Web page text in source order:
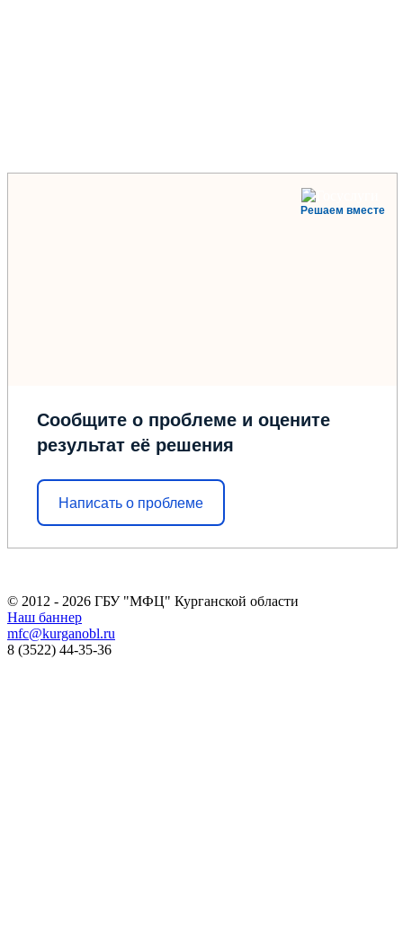
Решаем вместе
Сообщите о проблеме и оцените
результат её решения
Написать о проблеме
© 2012 - 2026 ГБУ "МФЦ" Курганской области
Наш баннер
mfc@kurganobl.ru
8 (3522) 44-35-36